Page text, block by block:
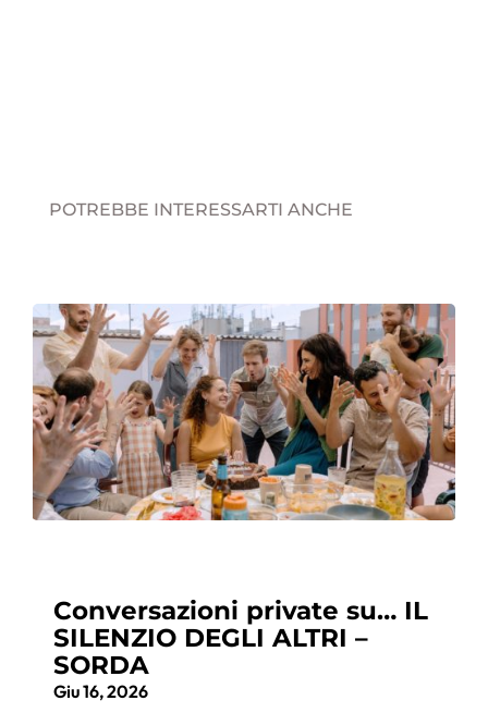
POTREBBE INTERESSARTI ANCHE
Conversazioni private su… IL
SILENZIO DEGLI ALTRI –
SORDA
Giu 16, 2026